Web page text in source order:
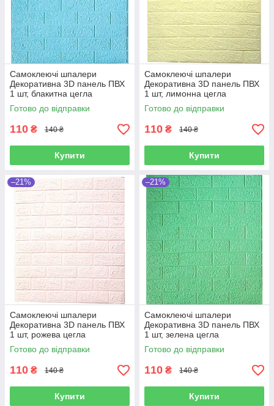
Самоклеючі шпалери
Декоративна 3D панель ПВХ
1 шт, блакитна цегла
700х770х4мм
Готово до відправки
110 ₴ 140 ₴
Купити
Самоклеючі шпалери
Декоративна 3D панель ПВХ
1 шт, лимонна цегла
700х770х4мм
Готово до відправки
110 ₴ 140 ₴
Купити
–21%
Самоклеючі шпалери
Декоративна 3D панель ПВХ
1 шт, рожева цегла
700х770х4мм
Готово до відправки
110 ₴ 140 ₴
Купити
–21%
Самоклеючі шпалери
Декоративна 3D панель ПВХ
1 шт, зелена цегла
700х770х4мм
Готово до відправки
110 ₴ 140 ₴
Купити